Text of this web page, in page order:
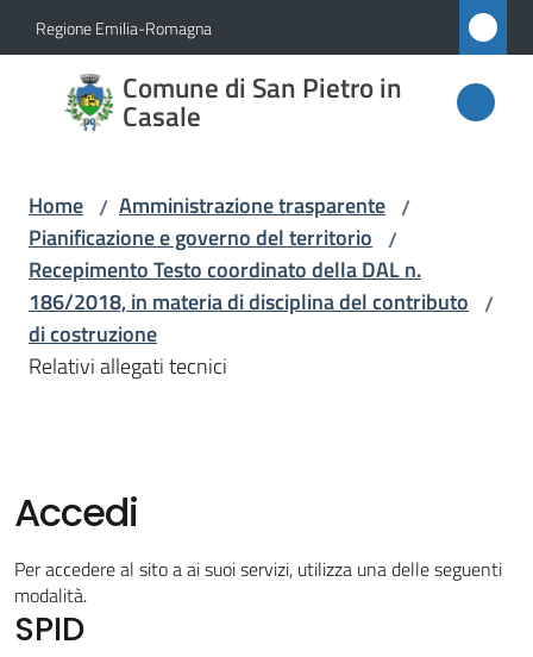
Vai al contenuto
Vai alla navigazione
Vai al footer
Regione Emilia-Romagna
Comune di San Pietro in
Casale
Comune
di San
Casale
Amministrazione
Menu selezionato
Vivere
il
Comune
Home / Amministrazione trasparente /
Pianificazione e governo del territorio /
Recepimento Testo coordinato della DAL n.
186/2018, in materia di disciplina del contributo
di costruzione
/
Relativi allegati tecnici
Accedi
Per accedere al sito a ai suoi servizi, utilizza una delle seguenti
modalità.
SPID